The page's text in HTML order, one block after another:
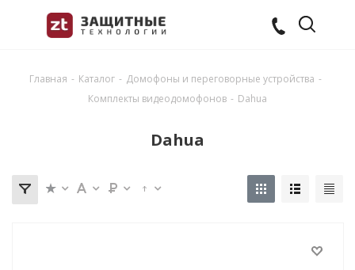
Главная - Каталог - Домофоны и переговорные устройства -
Комплекты видеодомофонов - Dahua
Dahua